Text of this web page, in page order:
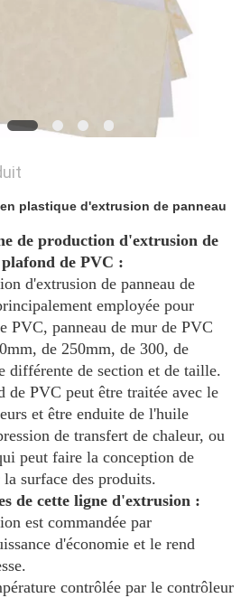
plastique d'extrusion de panneau
de production d'extrusion de
de PVC :
d'extrusion de panneau de
employée pour
PVC, panneau de mur de PVC
de 250mm, de 300, de
différente de section et de taille.
de PVC peut être traitée avec le
et être enduite de l'huile
de transfert de chaleur, ou
peut faire la conception de
surface des produits.
de cette ligne d'extrusion :
est commandée par
d'économie et le rend
contrôlée par le contrôleur